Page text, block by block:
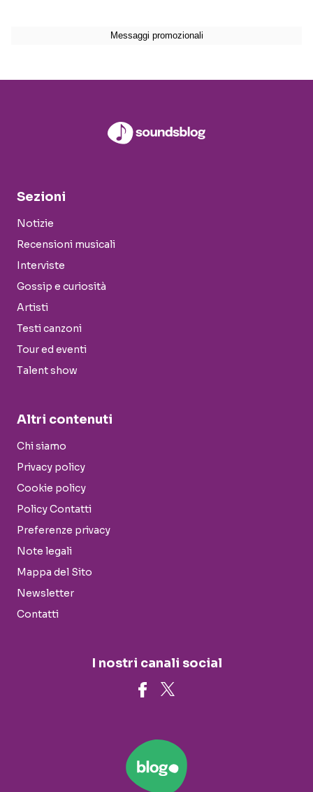
Sezioni
Notizie
Recensioni musicali
Interviste
Gossip e curiosità
Artisti
Testi canzoni
Tour ed eventi
Talent show
Altri contenuti
Chi siamo
Privacy policy
Cookie policy
Policy Contatti
Preferenze privacy
Note legali
Mappa del Sito
Newsletter
Contatti
I nostri canali social